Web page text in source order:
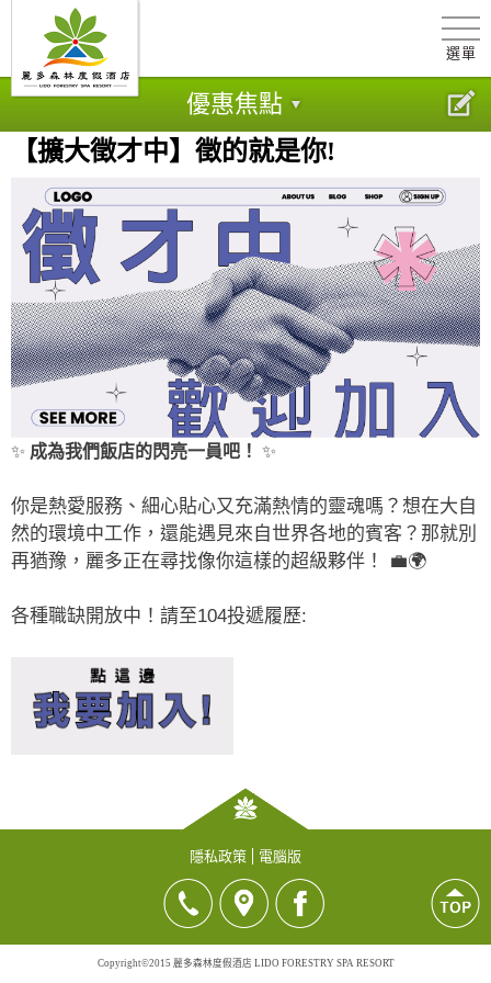
選單
優惠焦點
【擴大徵才中】徵的就是你!
✨ 成為我們飯店的閃亮一員吧！ ✨
你是熱愛服務、細心貼心又充滿熱情的靈魂嗎？想在大自
然的環境中工作，還能遇見來自世界各地的賓客？那就別
再猶豫，麗多正在尋找像你這樣的超級夥伴！ 💼🌍
各種職缺開放中！請至104投遞履歷:
隱私政策 電腦版
Copyright©2015 麗多森林度假酒店 LIDO FORESTRY SPA RESORT